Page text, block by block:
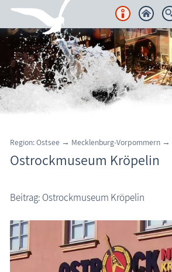
Unterkünfte
Regionales
Urlaubsorte
Karten
Freizeit
Wissenswertes
Aktuelles
FKK-Strände
den Strand erleben
Region: Ostsee → Mecklenburg-Vorpommern →
Ostrockmuseum Kröpelin
Beitrag: Ostrockmuseum Kröpelin